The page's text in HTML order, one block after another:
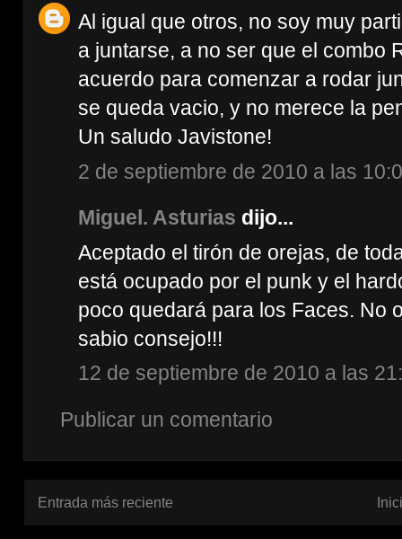
Al igual que otros, no soy muy
a juntarse, a no ser que el combo
acuerdo para comenzar a rodar
se queda vacio, y no merece la
Un saludo Javistone!
2 de septiembre de 2010 a las
Miguel. Asturias dijo...
Aceptado el tirón de orejas, de
está ocupado por el punk y el
poco quedará para los Faces. No
sabio consejo!!!
12 de septiembre de 2010 a las
Publicar un comentario
Entrada más reciente